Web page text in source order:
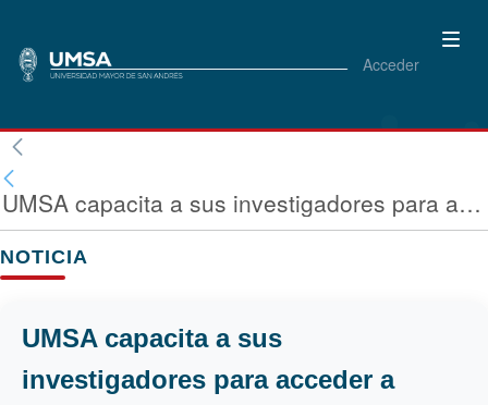
Acceder
UMSA capacita a sus investigadores para acceder a fondos y proyectos de Horizonte Europa
NOTICIA
UMSA capacita a sus
investigadores para acceder a